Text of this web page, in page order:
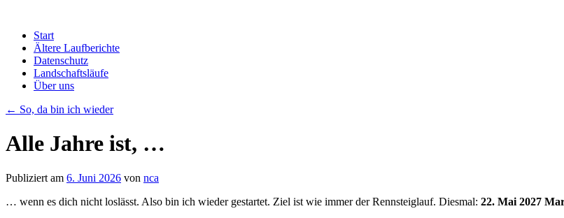
Zum
Inhalt
springen
Start
Ältere Laufberichte
Datenschutz
Landschaftsläufe
Über uns
← So, da bin ich wieder
Alle Jahre ist, …
Publiziert am 6. Juni 2026 von nca
… wenn es dich nicht loslässt. Also bin ich wieder gestartet. Ziel ist wie immer der Rennsteiglauf. Diesmal: 22. Mai 2027